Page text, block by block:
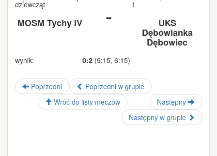
dziewcząt I
MOSM Tychy IV UKS
Dębowianka
Dębowiec
wynik: 0:2(9:15, 6:15)
Poprzedni
Poprzedni w grupie
Wróć do listy meczów
Następny
Następny w grupie